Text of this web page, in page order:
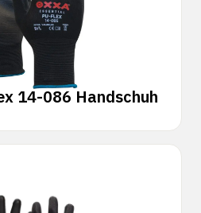
14-086 Handschuh